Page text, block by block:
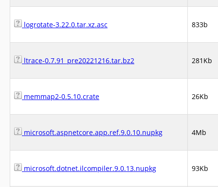
logrotate-3.22.0.tar.xz.asc 833b
ltrace-0.7.91_pre20221216.tar.bz2 281Kb
memmap2-0.5.10.crate 26Kb
microsoft.aspnetcore.app.ref.9.0.10.nupkg 4Mb
microsoft.dotnet.ilcompiler.9.0.13.nupkg 93Kb